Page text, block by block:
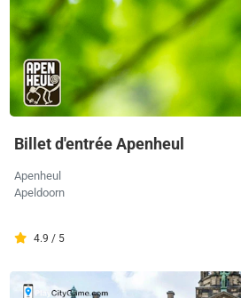
Billet d'entrée Apenheul
Apenheul
Apeldoorn
4.9 / 5